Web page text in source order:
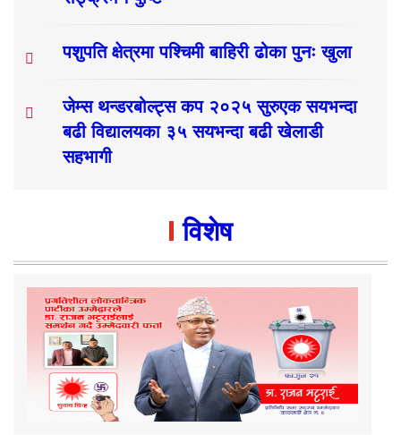
पशुपति क्षेत्रमा पश्चिमी बाहिरी ढोका पुनः खुला
जेम्स थन्डरबोल्ट्स कप २०२५ सुरुएक सयभन्दा
बढी विद्यालयका ३५ सयभन्दा बढी खेलाडी
सहभागी
विशेष